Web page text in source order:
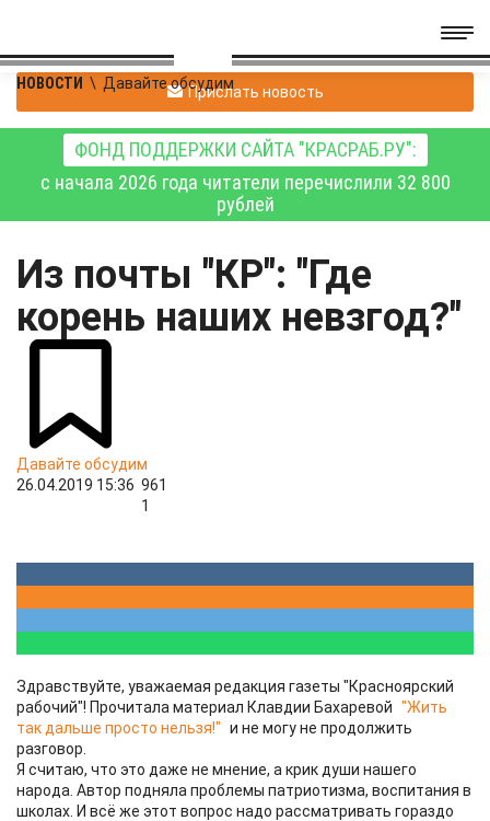
НОВОСТИ \ Давайте обсудимПрислать новость
ФОНД ПОДДЕРЖКИ САЙТА "КРАСРАБ.РУ":
с начала 2026 года читатели перечислили 32 800
рублей
Из почты "КР": "Где
корень наших невзгод?"
Давайте обсудим
26.04.2019 15:36 961
1
Здравствуйте, уважаемая редакция газеты "Красноярский
рабочий"! Прочитала материал Клавдии Бахаревой "Жить
так дальше просто нельзя!" и не могу не продолжить
разговор.
Я считаю, что это даже не мнение, а крик души нашего
народа. Автор подняла проблемы патриотизма, воспитания в
школах. И всё же этот вопрос надо рассматривать гораздо